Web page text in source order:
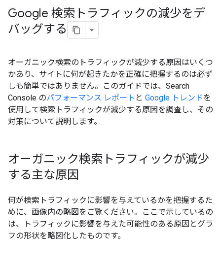
Google 検索トラフィックの減少をデ
バッグする
オーガニック検索のトラフィックが減少する原因はいくつ
かあり、サイトに何が起きたかを正確に把握するのは必ず
しも簡単ではありません。このガイドでは、Search
Console のパフォーマンス レポート と Google トレンドを
使用して検索トラフィックが減少する原因を調査し、その
対策について説明します。
オーガニック検索トラフィックが減少
する主な原因
何が検索トラフィックに影響を与えているかを把握するた
めに、画像内の略図をご覧ください。ここで示しているの
は、トラフィックに影響を与えた可能性のある原因とグラ
フの形状を略図化したものです。